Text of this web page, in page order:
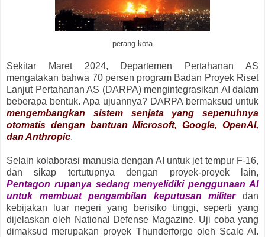
perang kota
Sekitar Maret 2024, Departemen Pertahanan AS
mengatakan bahwa 70 persen program Badan Proyek Riset
Lanjut Pertahanan AS (DARPA) mengintegrasikan AI dalam
beberapa bentuk. Apa ujuannya? DARPA bermaksud untuk
mengembangkan sistem senjata yang sepenuhnya
otomatis dengan bantuan Microsoft, Google, OpenAI,
dan Anthropic.
Selain kolaborasi manusia dengan AI untuk jet tempur F-16,
dan sikap tertutupnya dengan proyek-proyek lain,
Pentagon rupanya sedang menyelidiki penggunaan AI
untuk membuat pengambilan keputusan militerdan
kebijakan luar negeri yang berisiko tinggi, seperti yang
dijelaskan oleh National Defense Magazine. Uji coba yang
dimaksud merupakan proyek Thunderforge oleh Scale AI.